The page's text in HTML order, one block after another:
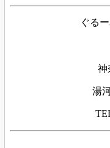
ぐる
神
湯